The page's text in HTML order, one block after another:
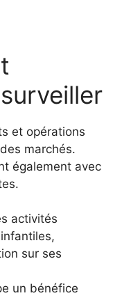
et opérations
marchés.
également avec
activités
sur ses
un bénéfice